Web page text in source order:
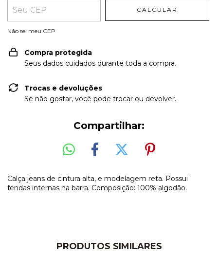
CALCULAR
Não sei meu CEP
Compra protegida
Seus dados cuidados durante toda a compra.
Trocas e devoluções
Se não gostar, você pode trocar ou devolver.
Compartilhar:
Calça jeans de cintura alta, e modelagem reta. Possui
fendas internas na barra. Composição: 100% algodão.
PRODUTOS SIMILARES